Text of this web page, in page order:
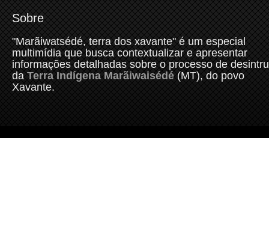
Sobre
"Marãiwatsédé, terra dos xavante" é um especial
multimídia que busca contextualizar e apresentar
informações detalhadas sobre o processo de
da Terra Indígena Marãiwaisédé (MT), do povo
Xavante.